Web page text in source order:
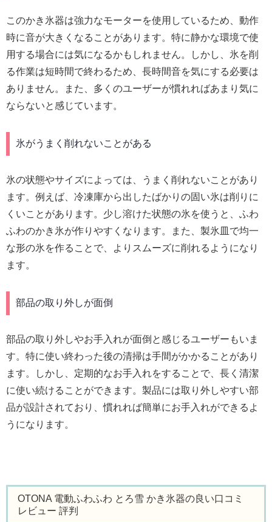
このかき氷器は強力なモーターを使用しているため、動作
時に音が大きくなることがあります。特に静かな環境で使
用する場合には気になるかもしれません。しかし、氷を削
る作業は短時間で終わるため、長時間音を気にする必要は
ありません。また、多くのユーザーが慣れればあまり気に
ならないと感じています。
氷がうまく削れないことがある
氷の状態やサイズによっては、うまく削れないことがあり
ます。例えば、冷凍庫から出したばかりの固い氷は削りに
くいことがあります。少し溶けた状態の氷を使うと、ふわ
ふわのかき氷が作りやすくなります。また、製氷皿で均一
な形の氷を作ることで、よりスムーズに削れるようになり
ます。
部品の取り外しが面倒
部品の取り外しやお手入れが面倒と感じるユーザーもいま
す。特に使い終わった後の清掃は手間がかかることがあり
ます。しかし、定期的なお手入れをすることで、長く清潔
に使い続けることができます。製品には取り外しやすい部
品が設計されており、慣れれば簡単にお手入れができるよ
うになります。
OTONA 電動ふわふわ とろ雪 かき氷器の良い口コミ
レビュー 評判